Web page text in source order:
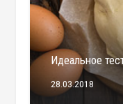
Идеальное
28.03.2018